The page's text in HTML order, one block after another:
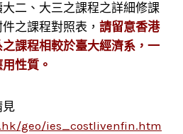
二、大三之課程之詳細修課
之課程對照表， 請留意香港
課程相較於臺大經濟系，一
性質。
見
geo/ies_costlivenfin.htm